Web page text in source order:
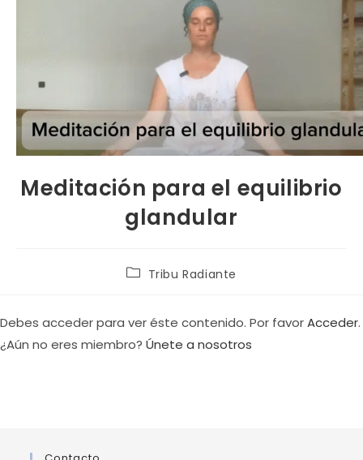
Meditación para el equilibrio
glandular
Tribu Radiante
Debes acceder para ver éste contenido. Por favorAcceder.
¿Aún no eres miembro? Únete a nosotros